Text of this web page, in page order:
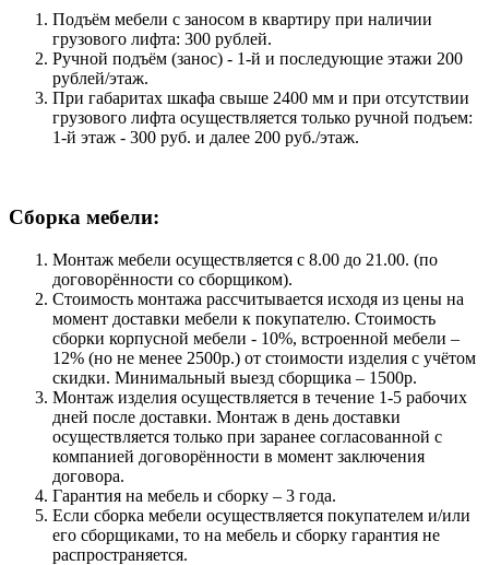
Подъём мебели с заносом в квартиру при наличии
грузового лифта: 300 рублей.
Ручной подъём (занос) - 1-й и последующие этажи 200
рублей/этаж.
При габаритах шкафа свыше 2400 мм и при отсутствии
грузового лифта осуществляется только ручной подъем:
1-й этаж - 300 руб. и далее 200 руб./этаж.
Сборка мебели:
Монтаж мебели осуществляется с 8.00 до 21.00. (по
договорённости со сборщиком).
Стоимость монтажа рассчитывается исходя из цены на
момент доставки мебели к покупателю. Стоимость
сборки корпусной мебели - 10%, встроенной мебели –
12% (но не менее 2500р.) от стоимости изделия с учётом
скидки. Минимальный выезд сборщика – 1500р.
Монтаж изделия осуществляется в течение 1-5 рабочих
дней после доставки. Монтаж в день доставки
осуществляется только при заранее согласованной с
компанией договорённости в момент заключения
договора.
Гарантия на мебель и сборку – 3 года.
Если сборка мебели осуществляется покупателем и/или
его сборщиками, то на мебель и сборку гарантия не
распространяется.